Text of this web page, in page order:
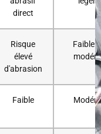
direct
Risque
élevé
d'abrasion
Faible à
modéré
Faible Modéré